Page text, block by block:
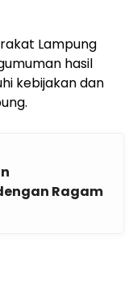
Lampung
hasil
kebijakan dan
Ragam